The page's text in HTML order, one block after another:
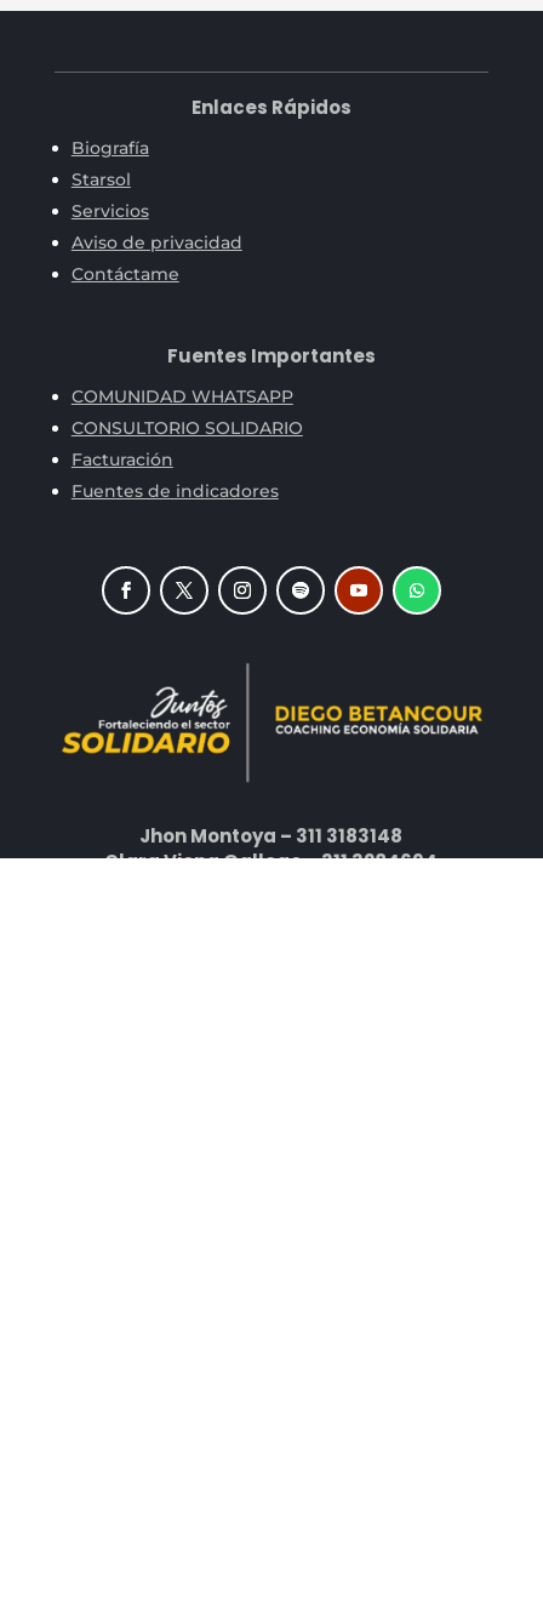
Enlaces Rápidos
Biografía
Starsol
Servicios
Aviso de privacidad
Contáctame
Fuentes Importantes
COMUNIDAD WHATSAPP
CONSULTORIO SOLIDARIO
Facturación
Fuentes de indicadores
Jhon Montoya – 311 3183148
Clara Viena Gallego – 311 3284694